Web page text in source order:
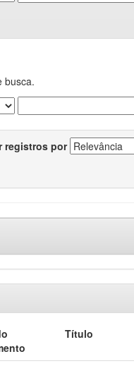
busca.
registros por
Título